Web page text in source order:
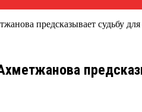
предсказывает судьбу для